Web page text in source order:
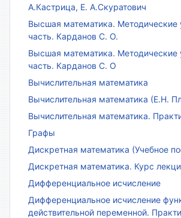
А.Кастрица, Е. А.Скуратович
Высшая математика. Методические
часть. Карданов С. О.
Высшая математика. Методические
часть. Карданов С. О
Вычислительная математика
Вычислительная математика (Е.Н.
Вычислительная математика.
Графы
Дискретная математика (Учебное
Дискретная математика. Курс
Дифференциальное исчисление
Дифференциальное исчисление
действительной переменной.